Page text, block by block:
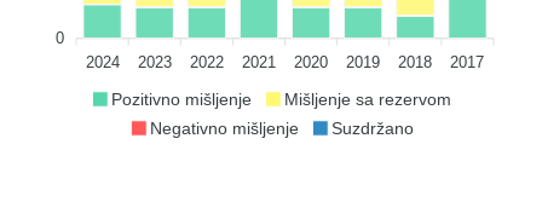
0
2024
2023 2022 2021 2020 2019 2018 2017
Pozitivno mišljenje
Mišljenje sa rezervom
Negativno mišljenje
Suzdržano